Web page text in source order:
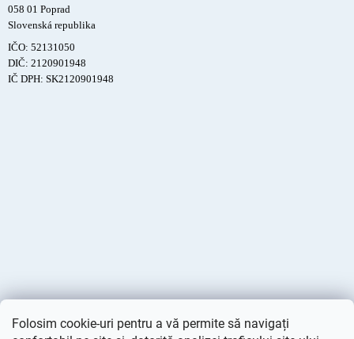
Folosim cookie-uri pentru a vă permite să navigați
058 01 Poprad
Slovenská republika
IČO: 52131050
DIČ: 2120901948
IČ DPH: SK2120901948